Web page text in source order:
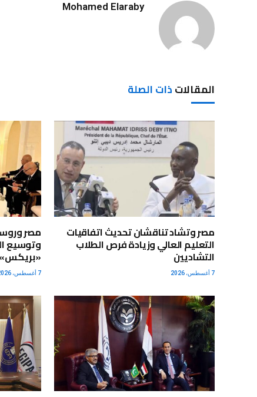
Mohamed Elaraby
المقالاتذات الصلة
مصر وتشاد تناقشان تحديث اتفاقيات
التعليم العالي وزيادة فرص الطلاب
التشاديين
7 أغسطس، 2026
مصر
وتوسيع
«بريكس»
7 أغسطس، 2026